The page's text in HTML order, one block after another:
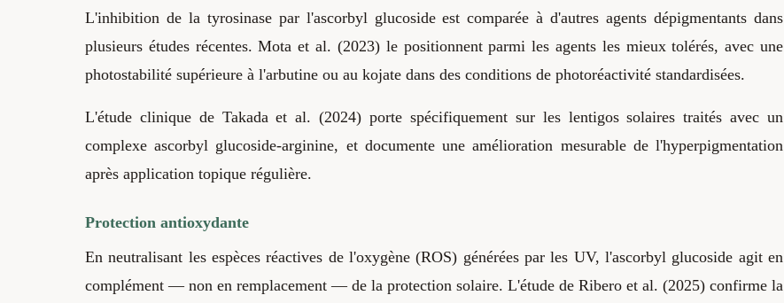
L'inhibition de la tyrosinase par l'ascorbyl glucoside est comparée à d'autres agents dépigmentants dans
plusieurs études récentes. Mota et al. (2023) le positionnent parmi les agents les mieux tolérés, avec une
photostabilité supérieure à l'arbutine ou au kojate dans des conditions de photoréactivité standardisées.
L'étude clinique de Takada et al. (2024) porte spécifiquement sur les lentigos solaires traités avec un
complexe ascorbyl glucoside-arginine, et documente une amélioration mesurable de l'hyperpigmentation
après application topique régulière.
Protection antioxydante
En neutralisant les espèces réactives de l'oxygène (ROS) générées par les UV, l'ascorbyl glucoside agit en
complément — non en remplacement — de la protection solaire. L'étude de Ribero et al. (2025) confirme la